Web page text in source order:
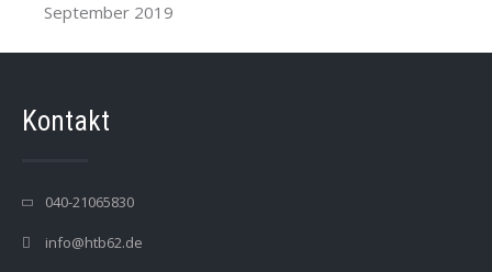
September 2019
Kontakt
040-21065830
info@htb62.de